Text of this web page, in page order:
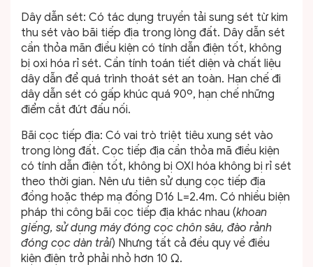
Dây dẫn sét: Có tác dụng truyền tải sung sét từ kim
thu sét vào bãi tiếp địa trong lòng đất. Dây dẫn sét
cần thỏa mãn điều kiện có tính dẫn điện tốt, không
bị oxi hóa rỉ sét. Cần tính toán tiết diện và chất liệu
dây dẫn để quá trình thoát sét an toàn. Hạn chế đi
dây dẫn sét có gấp khúc quá 90º, hạn chế những
điểm cắt đứt đấu nối.
Bãi cọc tiếp địa: Có vai trò triệt tiêu xung sét vào
trong lòng đất. Cọc tiếp địa cần thỏa mã điều kiện
có tính dẫn điện tốt, không bị OXI hóa không bị rỉ sét
theo thời gian. Nên ưu tiên sử dụng cọc tiếp địa
đồng hoặc thép mạ đồng D16 L=2.4m. Có nhiều biện
pháp thi công bãi cọc tiếp địa khác nhau (khoan
giếng, sử dụng máy đóng cọc chôn sâu, đào rảnh
đóng cọc dàn trải) Nhưng tất cả đều quy về điều
kiện điện trở phải nhỏ hơn 10 Ω.